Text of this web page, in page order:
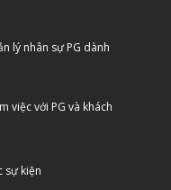
lý nhân sự PG dành
việc với PG và khách
sự kiện